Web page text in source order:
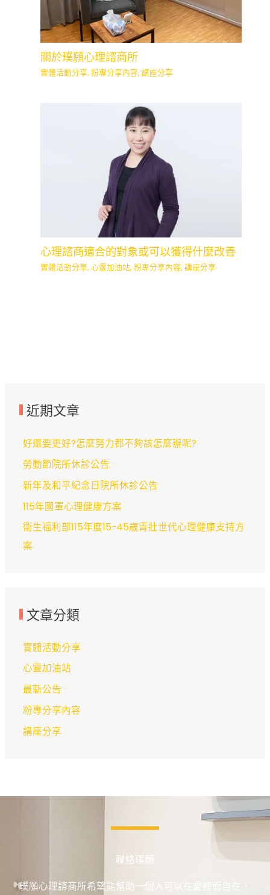
關於璞願心理諮商所
實體活動分享,粉專分享內容,講座分享
心理諮商適合的對象或可以獲得什麼改善
實體活動分享,心靈加油站,粉專分享內容,講座分享
近期文章
好還要更好?怎麼努力都不夠該怎麼辦呢?
勞動節院所休診公告
新年及和平紀念日院所休診公告
115年國軍心理健康方案
衛生福利部115年度15-45歲青壯世代心理健康支持方
案
文章分類
實體活動分享
心靈加油站
最新公告
粉專分享內容
講座分享
聯絡璞願
璞願心理諮商所希望能幫助一個人可以在愛裡面自在，